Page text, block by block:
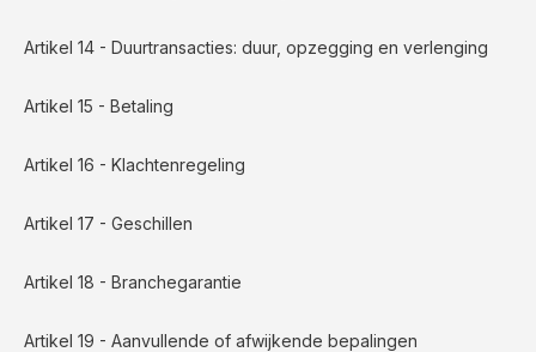
Artikel 14 - Duurtransacties: duur, opzegging en verlenging
Artikel 15 - Betaling
Artikel 16 - Klachtenregeling
Artikel 17 - Geschillen
Artikel 18 - Branchegarantie
Artikel 19 - Aanvullende of afwijkende bepalingen